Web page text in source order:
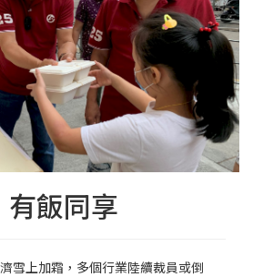
飯同享
雪上加霜，多個行業陸續裁員或倒